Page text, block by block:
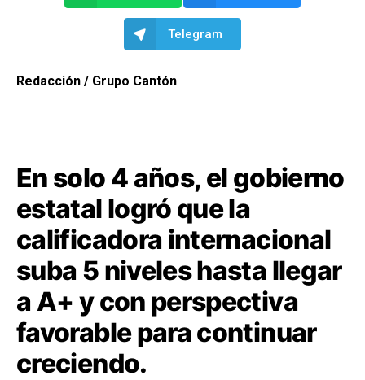
Telegram
Redacción / Grupo Cantón
En solo 4 años, el gobierno
estatal logró que la
calificadora internacional
suba 5 niveles hasta llegar
a A+ y con perspectiva
favorable para continuar
creciendo.